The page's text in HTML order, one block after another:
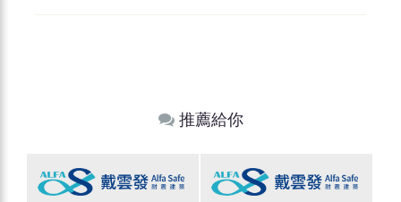
推薦給你